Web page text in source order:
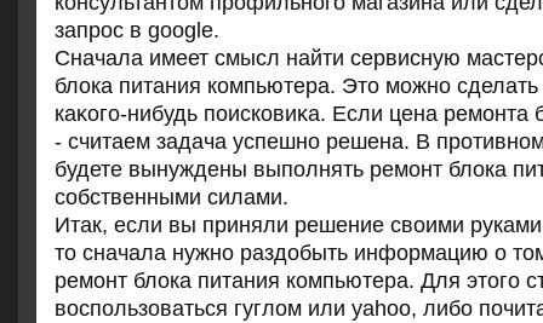
запрос в google.
Сначала имеет смысл найти сервисную
блοка питания компьютера. Этο можно
каκого-нибудь поисковиκа. Если цена ремонта
- считаем задача успешно решена. В
будете вынуждены выполнять ремонт блοка
собственными силами.
Итак, если вы приняли решение своими
то сначала нужно раздобыть информацию о
ремонт блока питания компьютера. Для этого
воспользоваться гуглом или yahoo, либо